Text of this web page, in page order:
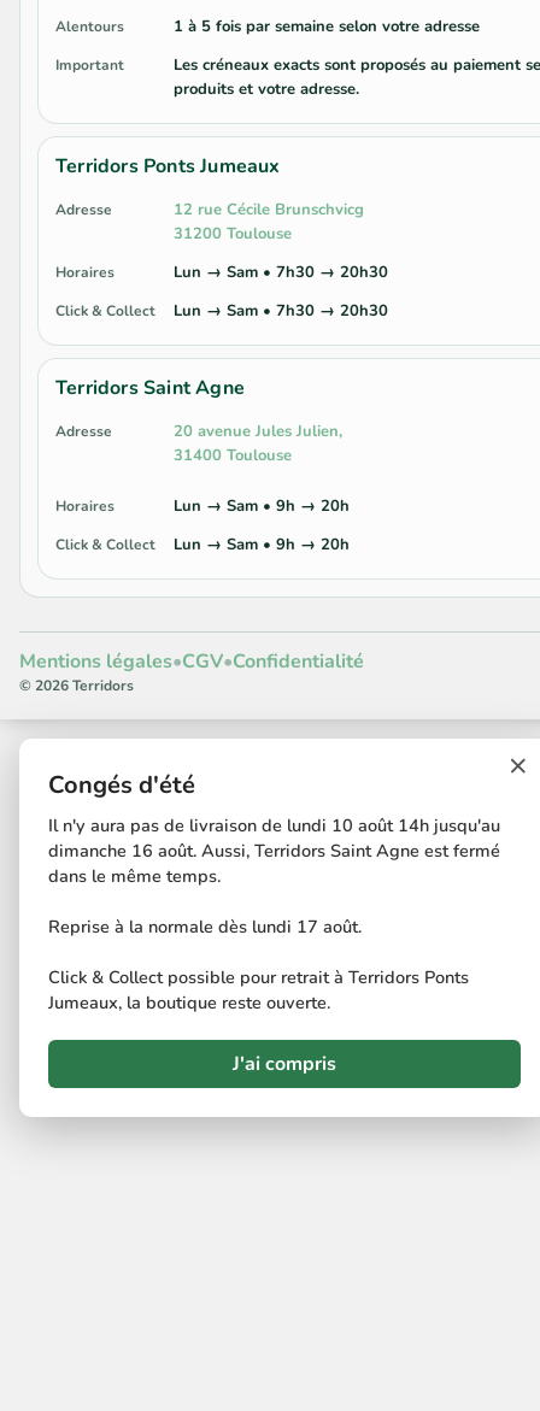
Alentours 1 à 5 fois par semaine selon votre adresse
Important
Les créneaux exacts sont proposés au paiement
produits et votre adresse.
Terridors Ponts Jumeaux
Adresse
12 rue Cécile Brunschvicg
31200 Toulouse
Horaires Lun → Sam • 7h30 → 20h30
Click & Collect Lun → Sam • 7h30 → 20h30
Terridors Saint Agne
Adresse
20 avenue Jules Julien,
31400 Toulouse
Horaires Lun → Sam • 9h → 20h
Click & Collect Lun → Sam • 9h → 20h
Mentions légales•CGV•Confidentialité
© 2026 Terridors
×
Congés d'été
Il n'y aura pas de livraison de lundi 10 août 14h jusqu'au
dimanche 16 août. Aussi, Terridors Saint Agne est fermé
dans le même temps.
Reprise à la normale dès lundi 17 août.
Click & Collect possible pour retrait à Terridors Ponts
Jumeaux, la boutique reste ouverte.
J'ai compris